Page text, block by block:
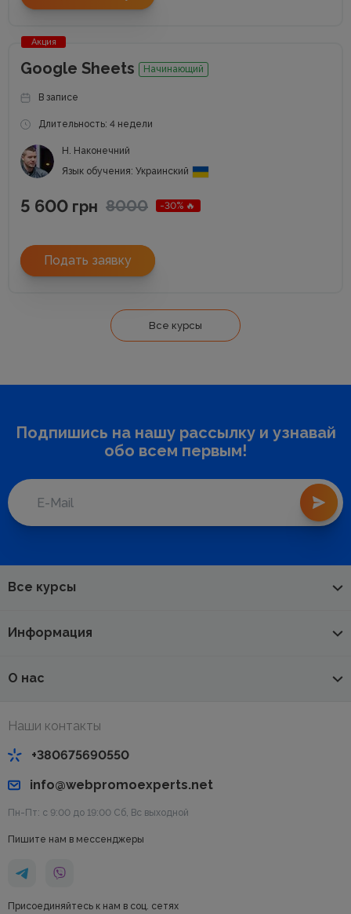
Акция
Google Sheets Начинающий
В записе
Длительность: 4 недели
Н. Наконечний
Язык обучения: Украинский
5 600 грн 8000 -30% 🔥
Подать заявку
Все курсы
Подпишись на нашу рассылку и узнавай
обо всем первым!
Все курсы
Информация
О нас
Наши контакты
+380675690550
info@webpromoexperts.net
Пн-Пт: с 9:00 до 19:00 Cб, Вс выходной
Пишите нам в мессенджеры
Присоединяйтесь к нам в соц. сетях